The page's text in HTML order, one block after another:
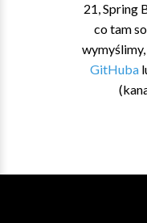
21, Spring
co tam
GitHuba